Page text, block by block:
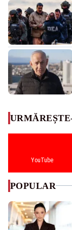
YouTube
POPULAR